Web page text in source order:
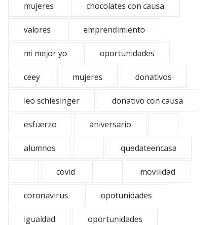
mujeres chocolates con causa
valores emprendimiento
mi mejor yo oportunidades
ceey mujeres donativos
leo schlesinger donativo con causa
esfuerzo aniversario
alumnos quedateencasa
covid movilidad
coronavirus opotunidades
igualdad oportunidades